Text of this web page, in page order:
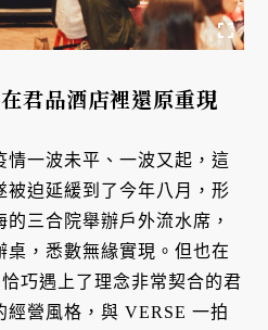
君品酒店裡還原重現
情一波未平、一波又起，這
被迫延緩到了今年八月，形
三合院舉辦戶外流水席，
桌，悉數無緣實現。但也在
巧遇上了理念非常契合的君
經營風格，與 VERSE 一拍